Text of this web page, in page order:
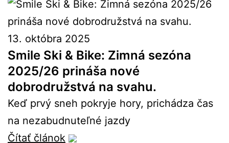
13. októbra 2025
Smile Ski & Bike: Zimná sezóna
2025/26 prináša nové
dobrodružstvá na svahu.
Keď prvý sneh pokryje hory, prichádza čas
na nezabudnuteľné jazdy
Čítať článok